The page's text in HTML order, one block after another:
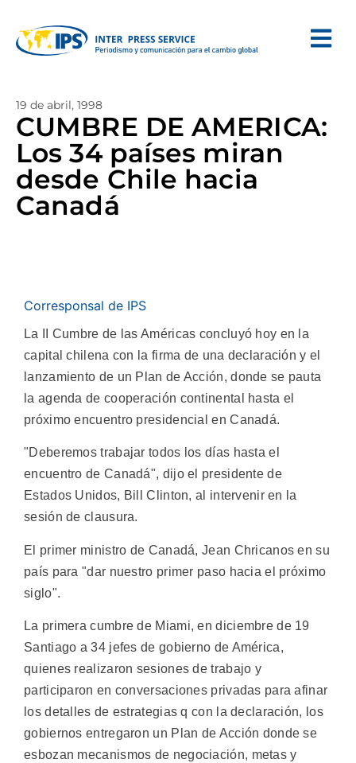
19 de abril, 1998
CUMBRE DE AMERICA:
Los 34 países miran
desde Chile hacia
Canadá
Corresponsal de IPS
La II Cumbre de las Américas concluyó hoy en la
capital chilena con la firma de una declaración y el
lanzamiento de un Plan de Acción, donde se pauta
la agenda de cooperación continental hasta el
próximo encuentro presidencial en Canadá.
"Deberemos trabajar todos los días hasta el
encuentro de Canadá", dijo el presidente de
Estados Unidos, Bill Clinton, al intervenir en la
sesión de clausura.
El primer ministro de Canadá, Jean Chricanos en su
país para "dar nuestro primer paso hacia el próximo
siglo".
La primera cumbre de Miami, en diciembre de 19
Santiago a 34 jefes de gobierno de América,
quienes realizaron sesiones de trabajo y
participaron en conversaciones privadas para afinar
los detalles de estrategias q con la declaración, los
gobiernos entregaron un Plan de Acción donde se
esbozan mecanismos de negociación, metas y